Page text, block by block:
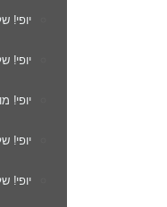
יופי!
יופי!
יופי!
יופי!
יופי!